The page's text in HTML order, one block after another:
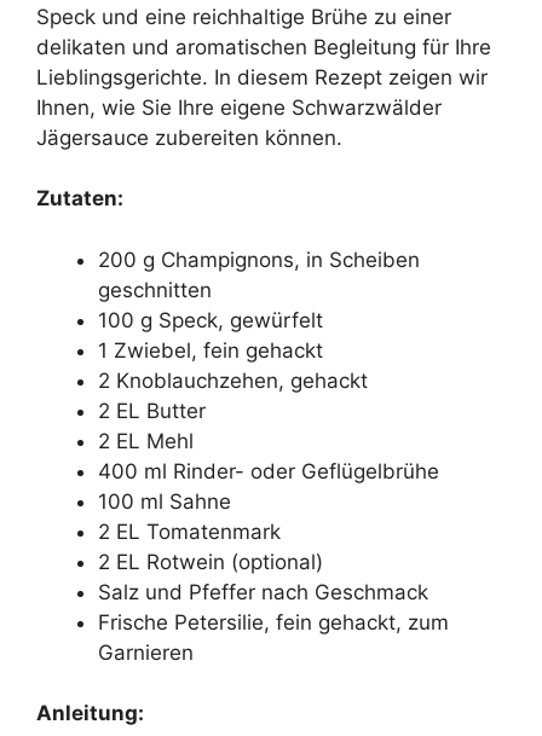
Speck und eine reichhaltige Brühe zu einer
delikaten und aromatischen Begleitung für Ihre
Lieblingsgerichte. In diesem Rezept zeigen wir
Ihnen, wie Sie Ihre eigene Schwarzwälder
Jägersauce zubereiten können.
Zutaten:
200 g Champignons, in Scheiben
geschnitten
100 g Speck, gewürfelt
1 Zwiebel, fein gehackt
2 Knoblauchzehen, gehackt
2 EL Butter
2 EL Mehl
400 ml Rinder- oder Geflügelbrühe
100 ml Sahne
2 EL Tomatenmark
2 EL Rotwein (optional)
Salz und Pfeffer nach Geschmack
Frische Petersilie, fein gehackt, zum
Garnieren
Anleitung: